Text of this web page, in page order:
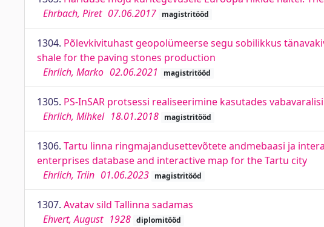
Ehrbach, Piret 07.06.2017 magistritööd
1304. Põlevkivituhast geopolümeerse segu sobilikkus
shale for the paving stones production
Ehrlich, Marko 02.06.2021 magistritööd
1305. PS-InSAR protsessi realiseerimine kasutades
Ehrlich, Mihkel 18.01.2018 magistritööd
1306. Tartu linna ringmajandusettevõtete andmebaasi ja
enterprises database and interactive map for the Tartu city
Ehrlich, Triin 01.06.2023 magistritööd
1307. Avatav sild Tallinna sadamas
Ehvert, August 1928 diplomitööd